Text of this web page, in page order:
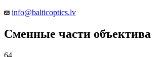
info@balticoptics.lv
Сменные части объектива
64